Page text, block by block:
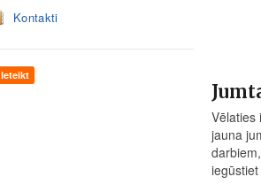
Kontakti
Ieteikt
Vēlaties
jauna